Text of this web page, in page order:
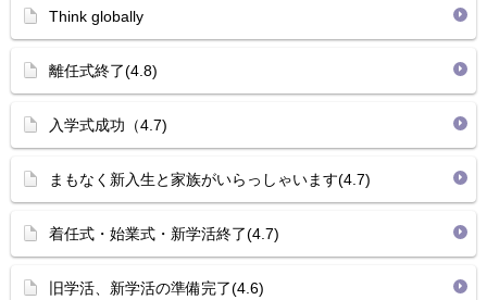
Think globally
離任式終了(4.8)
入学式成功（4.7)
まもなく新入生と家族がいらっしゃいます(4.7)
着任式・始業式・新学活終了(4.7)
旧学活、新学活の準備完了(4.6)